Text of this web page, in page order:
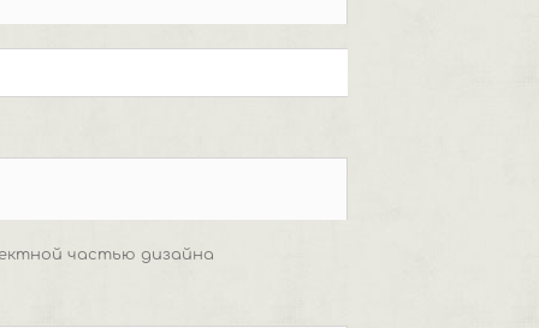
частью дизайна